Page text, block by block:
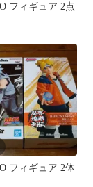
フィギュア 2点
フィギュア 2体